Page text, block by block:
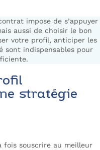
impose de s’appuyer
aussi de choisir le bon
votre profil, anticiper les
sont indispensables pour
stratégie
fois souscrire au meilleur